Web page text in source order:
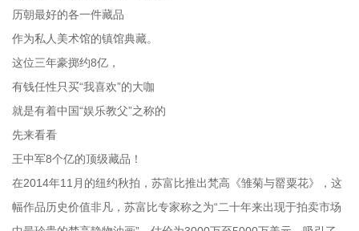
历朝最好的各一件藏品
作为私人美术馆的镇馆典藏。
这位三年豪掷约8亿，
有钱任性只买“我喜欢”的大咖
就是有着中国“娱乐教父”之称的
先来看看
王中军8个亿的顶级藏品！
在2014年11月的纽约秋拍，苏富比推出梵高《雏菊与罂粟花》，这
幅作品历史价值非凡，苏富比专家称之为“二十年来出现于拍卖市场